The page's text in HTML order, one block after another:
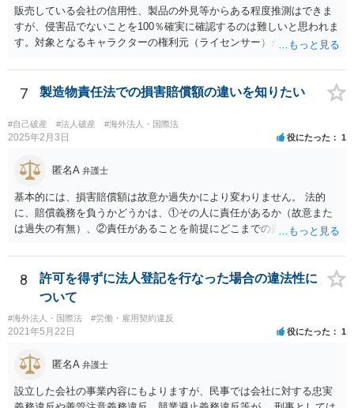
すので、本格的に争うことをお考えであれば、関連資料をお持ちのう
え、個別に弁護士にご相談をし、対策を立てていくべきと思慮いたし
ます。
販売している会社の信用性、製品の外見等からある程度推測はできま
すが、侵害品でないことを100％確実に確認するのは難しいと思われま
す。対象となるキャラクターの権利元（ライセンサー）がわかるので
頼し絵を作ってもらいそれを元に工場へ作成依頼などした場合」につ
いては、作ってもらった絵がオリジナルのものであれば問題はありま
せんが（ただし絵師などから権利を得ておく必要があります。）、既
存のキャラクターやそれに類似するものであれば、その権利元から許
諾を受けない限り著作権侵害となる可能性が高いです。
7 製造物責任法での損害賠償額の違いを知りたい
#自己破産 #法人破産 #海外法人・国際法
2025年2月3日 役にたった 1
匿名A 弁護士
基本的には、損害賠償額は故意か過失かにより変わりません。 法的
に、賠償義務を負うかどうかは、①その人に責任があるか（故意また
は過失の有無）、②責任があることを前提にどこまでの責任を負うべ
（厳密には、②の話の中で責任の範囲を問う過程で主観面も見るする
ので事案次第ではありますが。）。 また、海外での損害の発生の場合
には、まずどの法を適用するのかの問題があるので、どの国の損害で
生じた損害で、その問題に何法が適用されるのか、の判断が先行する
ので、事案聞かないことにはなんともといったところです。
8
許可を得ずに法人登記を行なった場合の違法性に
ついて
#海外法人・国際法 #労働・雇用契約違反
2021年5月22日 役にたった 1
匿名A 弁護士
設立した会社の事業内容にもよりますが、民事では会社に対する忠実